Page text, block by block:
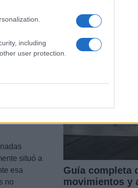
including
user protection.
el
situó a
esa
no
Métricas clave
amistosos y
Guía completa
movimientos y